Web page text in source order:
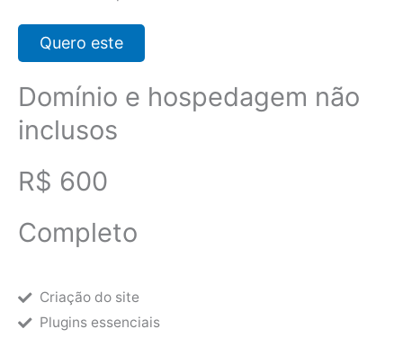
Quero este
Domínio e hospedagem não
inclusos
R$ 600
Completo
Criação do site
Plugins essenciais